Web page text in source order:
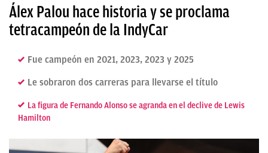
Álex Palou hace historia y se proclama
tetracampeón de la IndyCar
Fue campeón en 2021, 2023, 2023 y 2025
Le sobraron dos carreras para llevarse el título
La figura de Fernando Alonso se agranda en el declive de Lewis
Hamilton